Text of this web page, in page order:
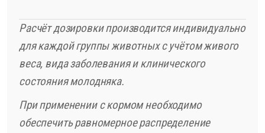
Расчёт дозировки производится индивидуально
для каждой группы животных с учётом живого
веса, вида заболевания и клинического
состояния молодняка.
При применении с кормом необходимо
обеспечить равномерное распределение